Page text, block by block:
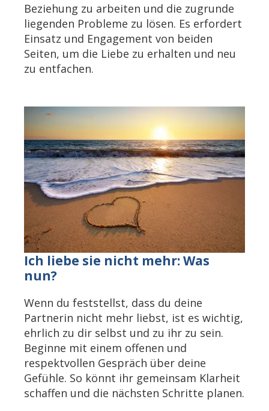
Beziehung zu arbeiten und die zugrunde
liegenden Probleme zu lösen. Es erfordert
Einsatz und Engagement von beiden
Seiten, um die Liebe zu erhalten und neu
zu entfachen.
Ich liebe sie nicht mehr: Was
nun?
Wenn du feststellst, dass du deine
Partnerin nicht mehr liebst, ist es wichtig,
ehrlich zu dir selbst und zu ihr zu sein.
Beginne mit einem offenen und
respektvollen Gespräch über deine
Gefühle. So könnt ihr gemeinsam Klarheit
schaffen und die nächsten Schritte planen.